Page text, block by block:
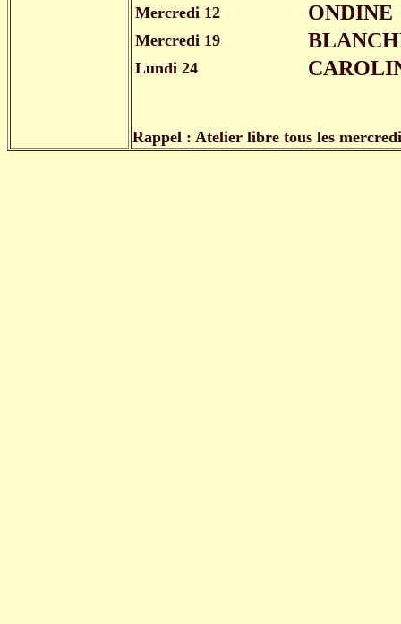
Mercredi 12 ONDINE
Mercredi 19
Lundi 24
Rappel : Atelier libre tous les